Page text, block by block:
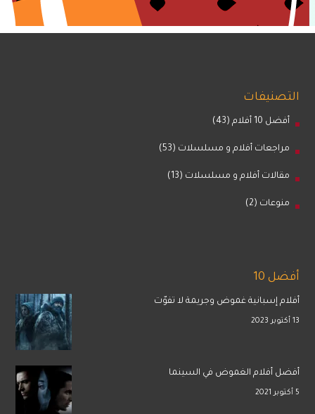
التصنيفات
أفضل 10 أفلام (43)
مراجعات أفلام و مسلسلات (53)
مقالات أفلام و مسلسلات (13)
منوعات (2)
أفضل 10
أفلام إسبانية غموض وجريمة لا تفوّت
13 أكتوبر 2023
أفضل أفلام الغموض في السينما
5 أكتوبر 2021